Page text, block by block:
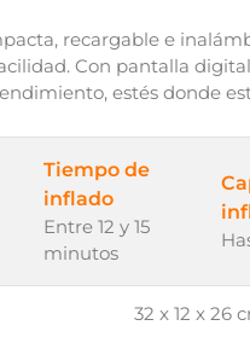
recargable e
Con pantalla
estés donde
Tiempo de
inflado
Entre 12 y 15
minutos
32 x 12 x 26